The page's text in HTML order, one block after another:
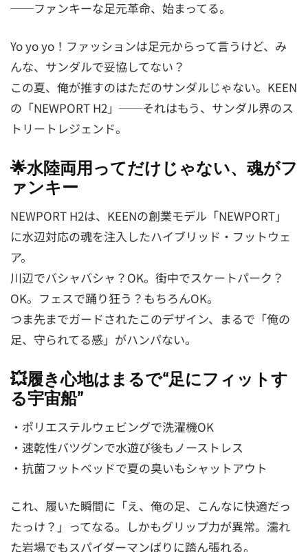
──ファンキーな足元革命、始まってる。
Yo yo yo！ファッションは足元からって言うけど、み
んな、サンダルで妥協してない？
この夏、俺が推すのはただのサンダルじゃない。KEEN
の「NEWPORT H2」──それはもう、サンダル界のス
トリートレジェンド。
🌟水陸両用ってだけじゃない、魂がフ
ァンキー
NEWPORT H2は、KEENの創業モデル「NEWPORT」
に水辺対応の魂を注入したハイブリッド・フットウェ
ア。
川辺でバシャバシャ？OK。街中でスケートパーク？
OK。フェスで踊り狂う？もちろんOK。
つま先までガードされたこのデザイン、まるで「俺の
足、守られてる感」がハンパない。
💥履き心地はまるで“足にフィットす
る宇宙船”
・ポリエステルウェビングで洗濯機OK
・速乾性バツグンで水遊び後もノーストレス
・抗菌フットベッドで夏の臭いもシャットアウト
これ、履いた瞬間に「え、俺の足、こんなに快適だっ
たっけ？」ってなる。しかもグリップ力が異常。濡れ
た岩場でもスパイダーマンばりに踏ん張れる。